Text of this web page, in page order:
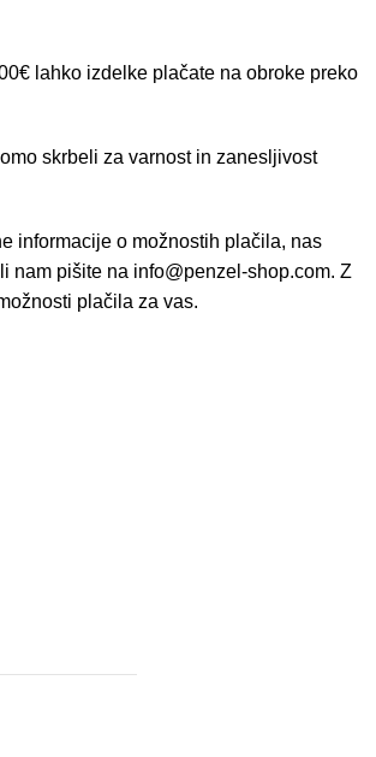
lahko izdelke plačate na obroke preko
skrbeli za varnost in zanesljivost
informacije o možnostih plačila, nas
nam pišite na info@penzel-shop.com. Z
plačila za vas.